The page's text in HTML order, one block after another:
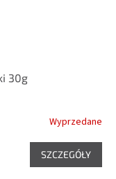
30g
Wyprzedane
SZCZEGÓŁY